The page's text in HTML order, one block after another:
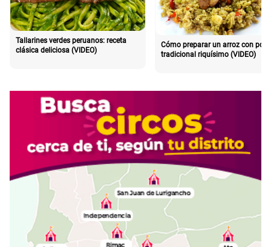
Tallarines verdes peruanos: receta
clásica deliciosa (VIDEO)
Cómo preparar un arroz con pollo
tradicional riquísimo (VIDEO)